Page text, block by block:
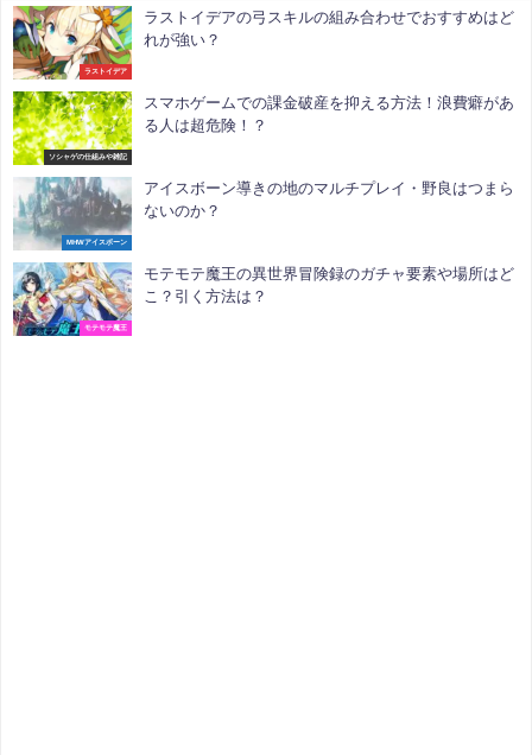
ラストイデア
ラストイデアの弓スキルの組み合わせでおすすめはど
れが強い？
ソシャゲの仕組みや雑記
スマホゲームでの課金破産を抑える方法！浪費癖があ
る人は超危険！？
MHWアイスボーン
アイスボーン導きの地のマルチプレイ・野良はつまら
ないのか？
モテモテ魔王
モテモテ魔王の異世界冒険録のガチャ要素や場所はど
こ？引く方法は？